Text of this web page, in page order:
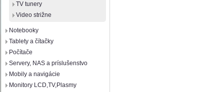
TV tunery
Video strižne
Notebooky
Tablety a čítačky
Počítače
Servery, NAS a príslušenstvo
Mobily a navigácie
Monitory LCD,TV,Plasmy